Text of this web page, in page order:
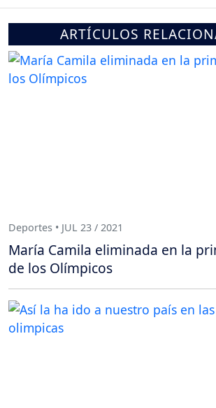
ARTÍCULOS
Deportes • JUL 23 / 2021
María Camila eliminada en la
de los Olímpicos